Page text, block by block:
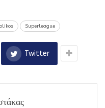
Superleague
Twitter